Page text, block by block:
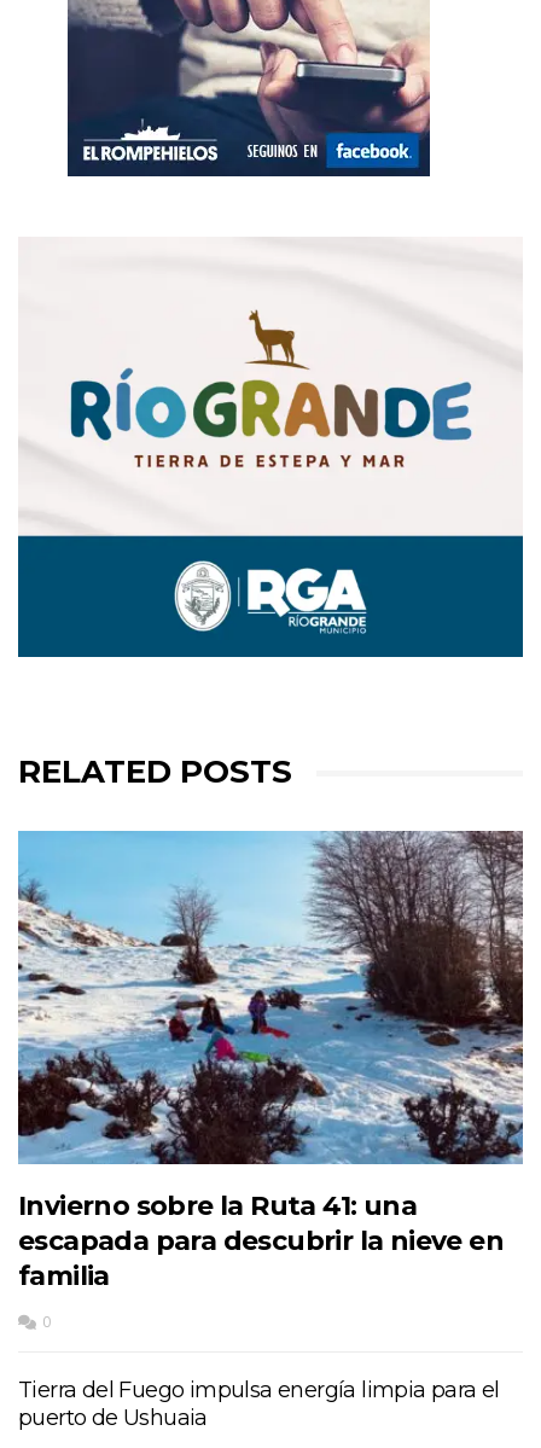
RELATED POSTS
Invierno sobre la Ruta 41: una
escapada para descubrir la nieve en
familia
0
Tierra del Fuego impulsa energía limpia para el
puerto de Ushuaia